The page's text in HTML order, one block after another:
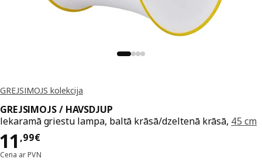
GREJSIMOJS kolekcija
GREJSIMOJS / HAVSDJUP
Iekaramā griestu lampa, baltā krāsā/dzeltenā krāsā, 45 cm
11 ,99€
Cena 11,99€
Cena ar PVN